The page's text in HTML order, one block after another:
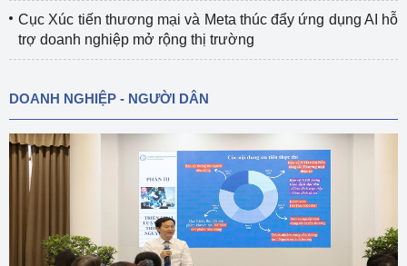
Cục Xúc tiến thương mại và Meta thúc đẩy ứng dụng AI hỗ
trợ doanh nghiệp mở rộng thị trường
DOANH NGHIỆP - NGƯỜI DÂN